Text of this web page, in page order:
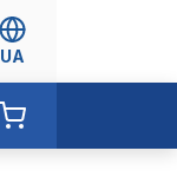
UA